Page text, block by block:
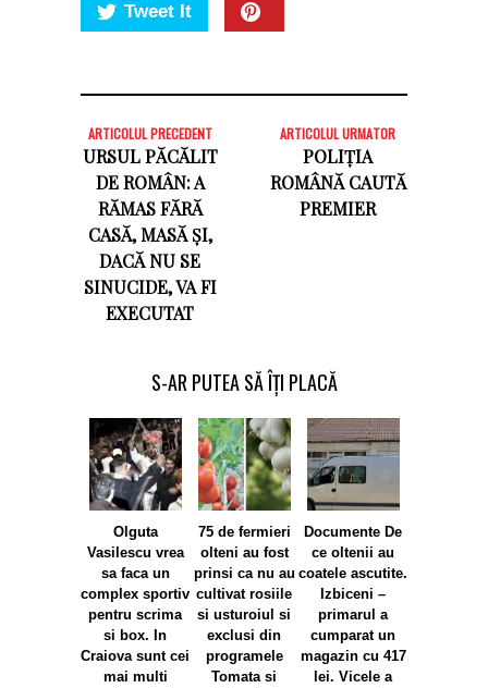
Tweet It
ARTICOLUL PRECEDENT
URSUL PĂCĂLIT
DE ROMÂN: A
RĂMAS FĂRĂ
CASĂ, MASĂ ȘI,
DACĂ NU SE
SINUCIDE, VA FI
EXECUTAT
ARTICOLUL URMATOR
POLIȚIA
ROMÂNĂ CAUTĂ
PREMIER
S-AR PUTEA SĂ ÎȚI PLACĂ
Olguta
Vasilescu vrea
sa faca un
complex sportiv
pentru scrima
si box. In
Craiova sunt cei
mai multi
75 de fermieri
olteni au fost
prinsi ca nu au
cultivat rosiile
si usturoiul si
exclusi din
programele
Tomata si
Documente De
ce oltenii au
coatele ascutite.
Izbiceni –
primarul a
cumparat un
magazin cu 417
lei. Vicele a